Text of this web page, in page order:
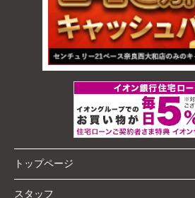
トップページ
スタッフ